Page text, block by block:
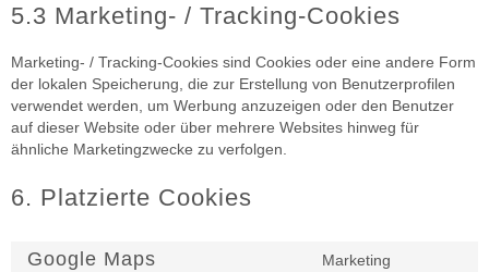
5.3 Marketing- / Tracking-Cookies
Marketing- / Tracking-Cookies sind Cookies oder eine andere Form
der lokalen Speicherung, die zur Erstellung von Benutzerprofilen
verwendet werden, um Werbung anzuzeigen oder den Benutzer
auf dieser Website oder über mehrere Websites hinweg für
ähnliche Marketingzwecke zu verfolgen.
6. Platzierte Cookies
Google Maps Marketing